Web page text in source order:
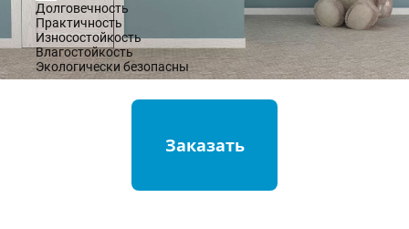
Долговечность
Практичность
Износостойкость
Влагостойкость
Экологически безопасны
Заказать